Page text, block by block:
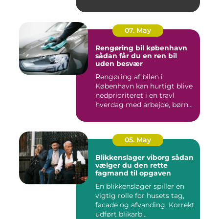
07. May
Rengøring bil københavn
sådan får du en ren bil
uden besvær
Rengøring af bilen i
København kan hurtigt blive
nedprioriteret i en travl
hverdag med arbejde, børn...
05. May
Blikkenslager viborg sådan
vælger du den rette
fagmand til opgaven
En blikkenslager spiller en
vigtig rolle for husets tag,
facade og afvanding. Korrekt
udført blikarb...